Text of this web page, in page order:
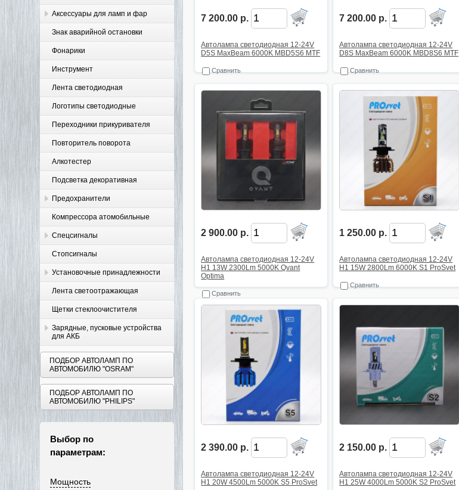
Аксессуары для ламп и фар
Знак аварийной остановки
Фонарики
Инструмент
Лента светодиодная
Логотипы светодиодные
Переходники прикуривателя
Повторитель поворота
Алкотестер
Подсветка декоративная
Предохранители
Компрессора атомобильные
Спецсигналы
Стопсигналы
Установочные принадлежности
Лента светоотражающая
Щетки стеклоочистителя
Зарядные, пусковые устройства
для АКБ
ПОДБОР АВТОЛАМП ПО
АВТОМОБИЛЮ "OSRAM"
ПОДБОР АВТОЛАМП ПО
АВТОМОБИЛЮ "PHILIPS"
Выбор по
параметрам:
Мощность
7 200.00 р.
Автолампа светодиодная 12-24V
D5S MaxBeam 6000K MBD5S6 MTF
Сравнить
7 200.00 р.
Автолампа светодиодная 12-24V
D8S MaxBeam 6000K MBD8S6 MTF
Сравнить
2 900.00 р.
Автолампа светодиодная 12-24V
H1 13W 2300Lm 5000K Qvant
Optima
Сравнить
1 250.00 р.
Автолампа светодиодная 12-24V
H1 15W 2800Lm 6000K S1 ProSvet
Сравнить
2 390.00 р.
Автолампа светодиодная 12-24V
H1 20W 4500Lm 5000K S5 ProSvet
2 150.00 р.
Автолампа светодиодная 12-24V
H1 25W 4000Lm 5000K S2 ProSvet